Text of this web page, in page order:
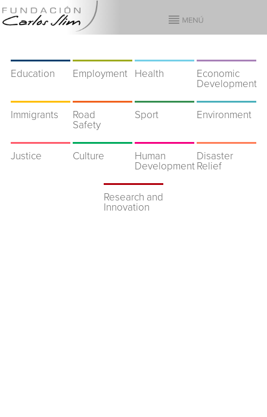
Education Employment Health
Economic
Development
Immigrants
Road
Safety
Sport Environment
Justice Culture
Human
Development
Disaster
Relief
Research and
Innovation